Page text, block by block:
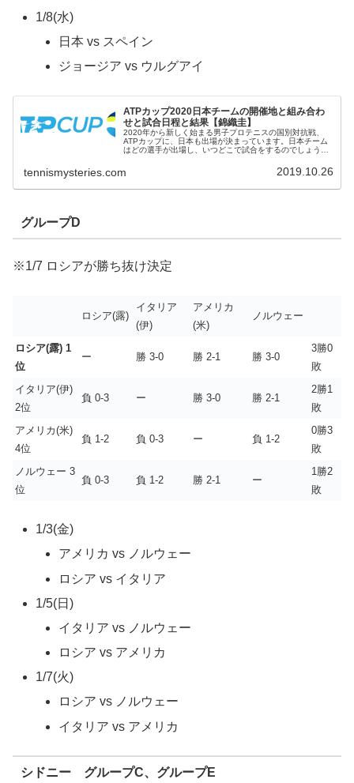
1/8(水)
日本 vs スペイン
ジョージア vs ウルグアイ
ATPカップ2020日本チームの開催地と組み合わ
せと試合日程と結果【錦織圭】
2020年から新しく始まる男子プロテニスの国別対抗戦、
ATPカップに、日本も出場が決まっています。日本チーム
はどの選手が出場し、いつどこで試合をするのでしょう。
tennismysteries.com 2019.10.26
グループD
※1/7 ロシアが勝ち抜け決定
ロシア(露)
イタリア
(伊)
アメリカ
(米)
ノルウェー
ロシア(露) 1
位
ー 勝 3-0 勝 2-1 勝 3-0
3勝0
敗
イタリア(伊)
2位
負 0-3 ー 勝 3-0 勝 2-1
2勝1
敗
アメリカ(米)
4位
負 1-2 負 0-3 ー 負 1-2
0勝3
敗
ノルウェー 3
位
負 0-3 負 1-2 勝 2-1 ー
1勝2
敗
1/3(金)
アメリカ vs ノルウェー
ロシア vs イタリア
1/5(日)
イタリア vs ノルウェー
ロシア vs アメリカ
1/7(火)
ロシア vs ノルウェー
イタリア vs アメリカ
シドニー グループC、グループE